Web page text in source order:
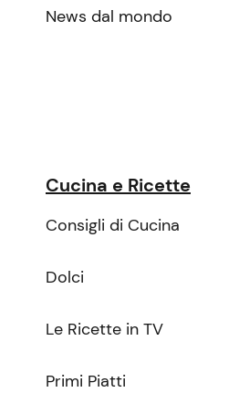
News dal mondo
Cucina e Ricette
Consigli di Cucina
Dolci
Le Ricette in TV
Primi Piatti